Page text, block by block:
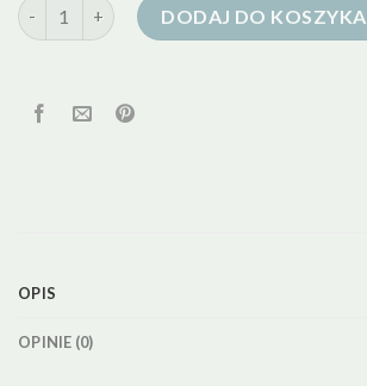
ilość mohito kurtka puchowaDODAJ DO KOSZYKA
OPIS
OPINIE (0)